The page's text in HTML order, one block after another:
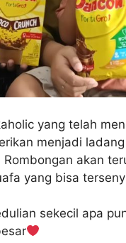
yang telah
menjadi
akan
yang bisa
sekecil apa